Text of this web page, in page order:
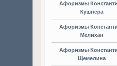
Афоризмы
Кушнера
Афоризмы
Мелихан
Афоризмы
Щемелина